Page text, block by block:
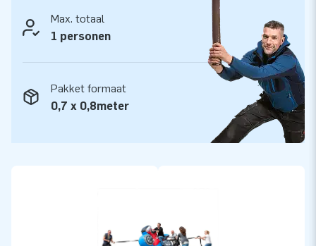
lever jij met dit product jarenlang optimaal speelplezier.
Koop de uitdagende Trekrodeo Motor en bezorg jouw
Meer dan 15.000 klanten kozen ook voor JB
Al ruim 15 jaar laat JB mensen wereldwijd letterlijk een gat
in de lucht springen. Ons team van designers, ontwikkelaars
Max. totaal
1 personen
Pakket formaat
0,7 x 0,8meter